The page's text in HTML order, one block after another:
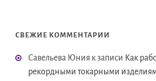
СВЕЖИЕ КОММЕНТАРИИ
Савельева Юния к записи Как
рекордными токарными